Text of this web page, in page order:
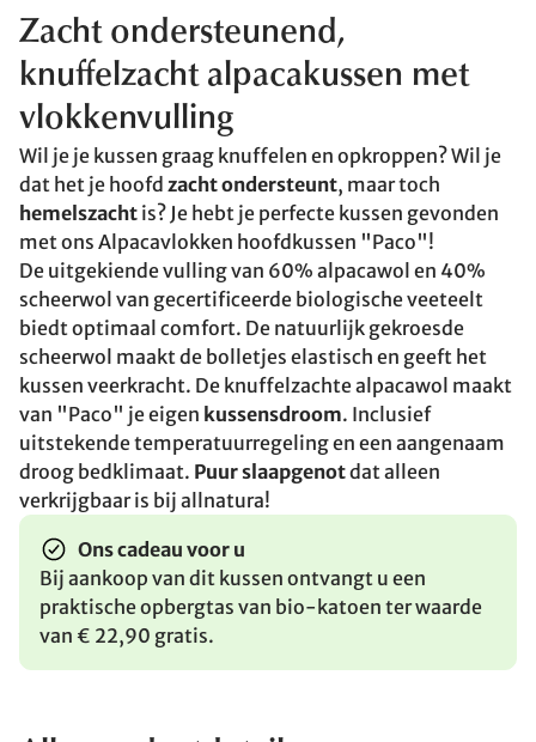
Zacht ondersteunend,
knuffelzacht alpacakussen met
vlokkenvulling
Wil je je kussen graag knuffelen en opkroppen? Wil je
dat het je hoofd zacht ondersteunt, maar toch
hemelszacht is? Je hebt je perfecte kussen gevonden
met ons Alpacavlokken hoofdkussen "Paco"!
De uitgekiende vulling van 60% alpacawol en 40%
scheerwol van gecertificeerde biologische veeteelt
biedt optimaal comfort. De natuurlijk gekroesde
scheerwol maakt de bolletjes elastisch en geeft het
kussen veerkracht. De knuffelzachte alpacawol maakt
van "Paco" je eigen kussensdroom. Inclusief
uitstekende temperatuurregeling en een aangenaam
droog bedklimaat. Puur slaapgenotdat alleen
verkrijgbaar is bij allnatura!
Ons cadeau voor u
Bij aankoop van dit kussen ontvangt u een
praktische opbergtas van bio-katoen ter waarde
van € 22,90 gratis.